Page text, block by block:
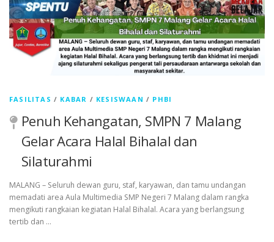
FASILITAS / KABAR / KESISWAAN / PHBI
Penuh Kehangatan, SMPN 7 Malang
Gelar Acara Halal Bihalal dan
Silaturahmi
MALANG – Seluruh dewan guru, staf, karyawan, dan tamu undangan
memadati area Aula Multimedia SMP Negeri 7 Malang dalam rangka
mengikuti rangkaian kegiatan Halal Bihalal. Acara yang berlangsung
tertib dan …